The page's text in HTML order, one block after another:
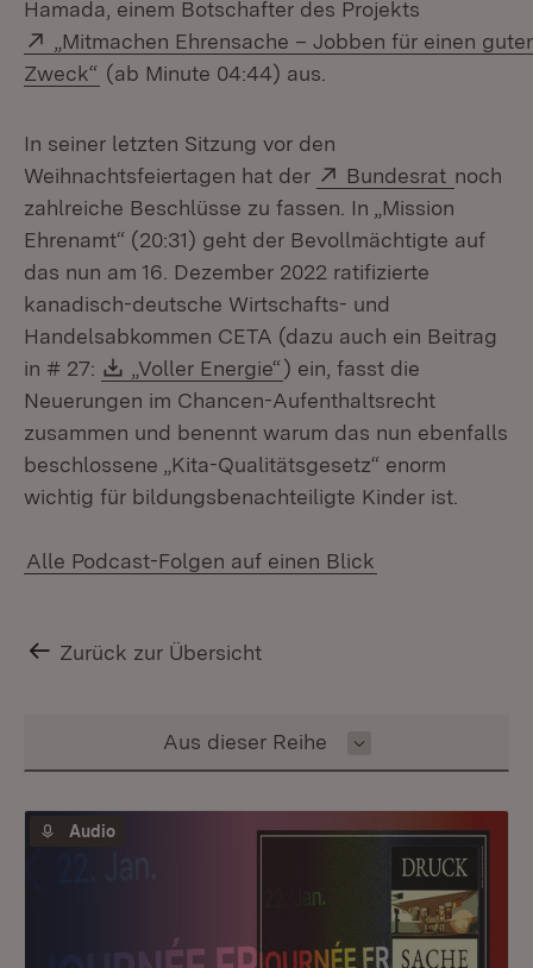
Hamada, einem Botschafter des Projekts
Extern:
„Mitmachen Ehrensache – Jobben für einen
Zweck“ (Öffnet in neuem Fenster)
(ab Minute 04:44) aus.
In seiner letzten Sitzung vor den
Weihnachtsfeiertagen hat der
Extern:
Bundesrat (Öffnet
noch
zahlreiche Beschlüsse zu fassen. In „Mission
Ehrenamt“ (20:31) geht der Bevollmächtigte auf
das nun am 16. Dezember 2022 ratifizierte
kanadisch-deutsche Wirtschafts- und
Handelsabkommen CETA (dazu auch ein Beitrag
in # 27:
Download:
„Voller Energie“(Öffnet in neuem Fenster)
) ein, fasst die
Neuerungen im Chancen-Aufenthaltsrecht
zusammen und benennt warum das nun ebenfalls
beschlossene „Kita-Qualitätsgesetz“ enorm
wichtig für bildungsbenachteiligte Kinder ist.
Alle Podcast-Folgen auf einen Blick
Zurück zur Übersicht
Inhalt auswählen
Aus dieser Reihe
Audio